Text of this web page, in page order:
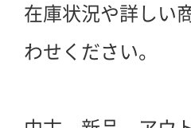
在庫状況や詳しい
わせください。